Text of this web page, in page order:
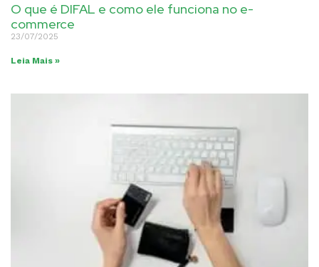
O que é DIFAL e como ele funciona no e-
commerce
23/07/2025
Leia Mais »